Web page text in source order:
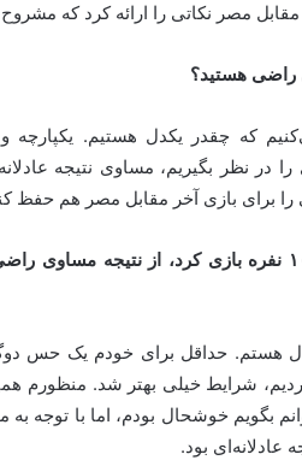
مقابل مصر نکاتی را ارائه کرد که
راضی هستید؟
که چقدر یکدل هستیم. یکپارچه و
در نظر بگیریم، مساوی نتیجه
برای بازی آخر مقابل مصر هم حفظ
* با توجه به اینکه بلژیک حدود نیم ساعت ۱۰ نفره بازی
شرایط خیلی بهتر شد. منظورم
بگویم خوشحال بودم، اما با توجه
عادلانه‌ای بود.